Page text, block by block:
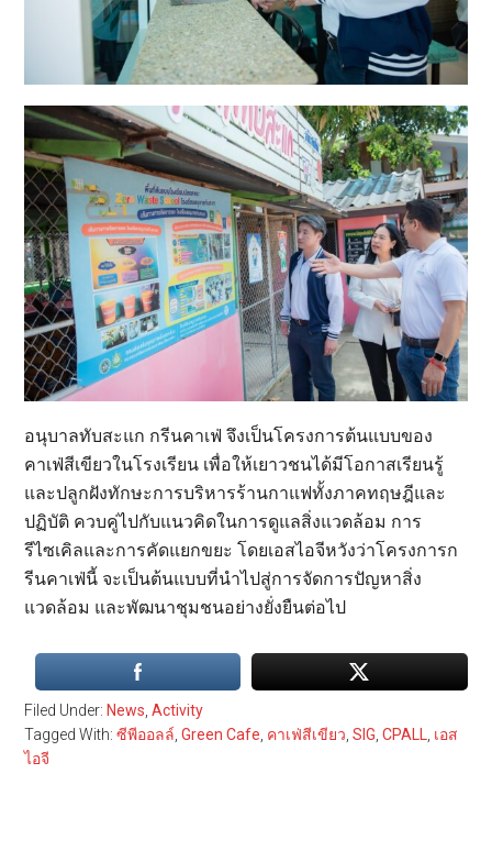
อนุบาลทับสะแก กรีนคาเฟ่ จึงเป็นโครงการต้นแบบของ
คาเฟ่สีเขียวในโรงเรียน เพื่อให้เยาวชนได้มีโอกาสเรียนรู้
และปลูกฝังทักษะการบริหารร้านกาแฟทั้งภาคทฤษฎีและ
ปฏิบัติ ควบคู่ไปกับแนวคิดในการดูแลสิ่งแวดล้อม การ
รีไซเคิลและการคัดแยกขยะ โดยเอสไอจีหวังว่าโครงการก
รีนคาเฟ่นี้ จะเป็นต้นแบบที่นำไปสู่การจัดการปัญหาสิ่ง
แวดล้อม และพัฒนาชุมชนอย่างยั่งยืนต่อไป
Filed Under: News ,Activity
Tagged With:ซีพีออลล์ ,Green Cafe คาเฟ่สีเขียว ,SIG ,CPALL
เอส
ไอจี